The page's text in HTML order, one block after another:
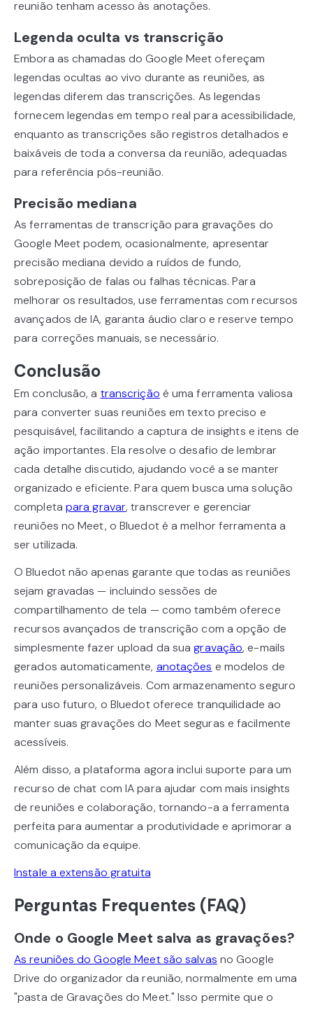
reunião tenham acesso às anotações.
Legenda oculta vs transcrição
Embora as chamadas do Google Meet ofereçam
legendas ocultas ao vivo durante as reuniões, as
legendas diferem das transcrições. As legendas
fornecem legendas em tempo real para acessibilidade,
enquanto as transcrições são registros detalhados e
baixáveis de toda a conversa da reunião, adequadas
para referência pós-reunião.
Precisão mediana
As ferramentas de transcrição para gravações do
Google Meet podem, ocasionalmente, apresentar
precisão mediana devido a ruídos de fundo,
sobreposição de falas ou falhas técnicas. Para
melhorar os resultados, use ferramentas com recursos
avançados de IA, garanta áudio claro e reserve tempo
para correções manuais, se necessário.
Conclusão
Em conclusão, a transcrição é uma ferramenta valiosa
para converter suas reuniões em texto preciso e
pesquisável, facilitando a captura de insights e itens de
ação importantes. Ela resolve o desafio de lembrar
cada detalhe discutido, ajudando você a se manter
organizado e eficiente. Para quem busca uma solução
completa para gravar, transcrever e gerenciar
reuniões no Meet, o Bluedot é a melhor ferramenta a
ser utilizada.
O Bluedot não apenas garante que todas as reuniões
sejam gravadas — incluindo sessões de
compartilhamento de tela — como também oferece
recursos avançados de transcrição com a opção de
simplesmente fazer upload da suagravação, e-mails
gerados automaticamente, anotações e modelos de
reuniões personalizáveis. Com armazenamento seguro
para uso futuro, o Bluedot oferece tranquilidade ao
manter suas gravações do Meet seguras e facilmente
acessíveis.
Além disso, a plataforma agora inclui suporte para um
recurso de chat com IA para ajudar com mais insights
de reuniões e colaboração, tornando-a a ferramenta
perfeita para aumentar a produtividade e aprimorar a
comunicação da equipe.
Instale a extensão gratuita
Perguntas Frequentes (FAQ)
Onde o Google Meet salva as gravações?
As reuniões do Google Meet são salvas no Google
Drive do organizador da reunião, normalmente em uma
"pasta de Gravações do Meet." Isso permite que o